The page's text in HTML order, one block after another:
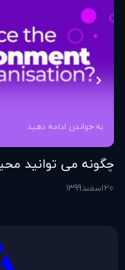
به خواندن ادامه دهید
چگونه می توانید
کنید؟
20اسفند1399